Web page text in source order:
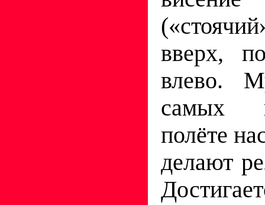
вверх,
влево.
самых
полёте
делают